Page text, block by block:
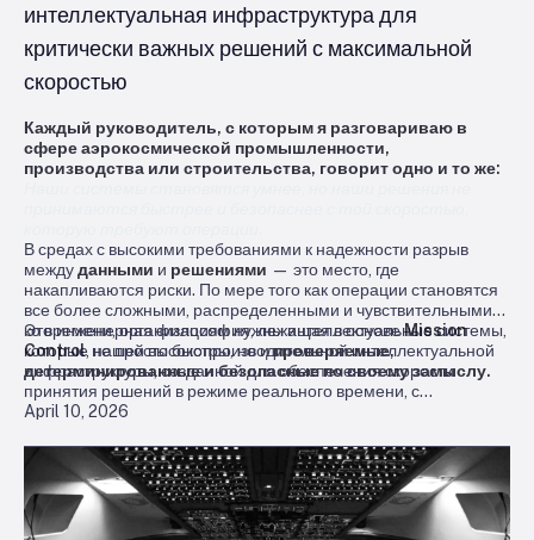
April 10, 2026
интеллектуальная инфраструктура для
критически важных решений с максимальной
скоростью
Каждый руководитель, с которым я разговариваю в
сфере аэрокосмической промышленности,
производства или строительства, говорит одно и то же:
В средах с высокими требованиями к надежности разрыв
междуданными и решениями — это место, где
накапливаются риски. По мере того как операции становятся
все более сложными, распределенными и чувствительными
ко времени, организациям нужны интеллектуальные системы,
которые не просто быстры, но ипроверяемые,
детерминированные и безопасные по своему замыслу.
Это инженерная философия, лежащая в основеMission
Control, нашей высокопроизводительной интеллектуальной
инфраструктуры, созданной для обеспечения скорости
принятия решений в режиме реального времени, с
возможностью аудита и криптографической защитой.